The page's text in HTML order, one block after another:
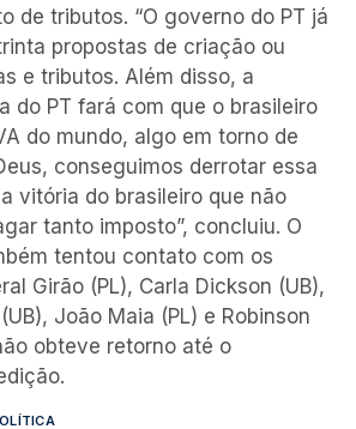
de tributos. “O governo do PT já
propostas de criação ou
e tributos. Além disso, a
do PT fará com que o brasileiro
do mundo, algo em torno de
conseguimos derrotar essa
vitória do brasileiro que não
tanto imposto”, concluiu. O
tentou contato com os
Girão (PL), Carla Dickson (UB),
João Maia (PL) e Robinson
obteve retorno até o